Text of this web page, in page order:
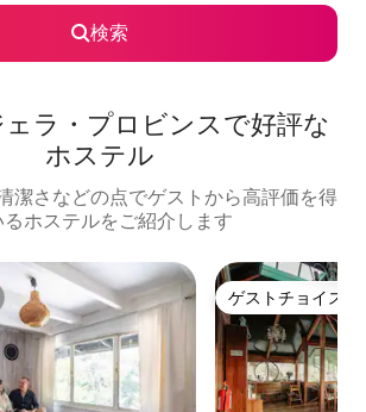
検索
ラ・プロビンスで好評な
ホステル
潔さなどの点でゲストから高評価を得
るホステルをご紹介します
ゲストチョイス
ゲストチョイス